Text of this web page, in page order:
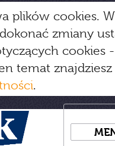
plików cookies.
zmiany
cookies
temat
.